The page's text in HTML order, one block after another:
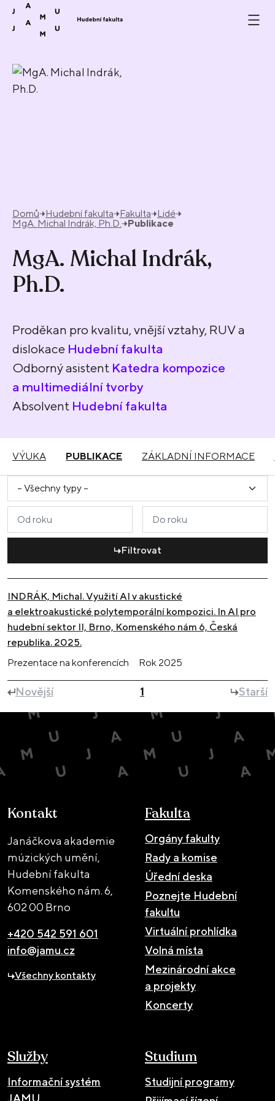
Přeskočit na obsah
Domů Hudební fakulta Fakulta
Lidé
MgA. Michal Indrák, Ph.D.
Publikace
MgA. Michal Indrák,
Ph.D.
Proděkan pro kvalitu, vnější vztahy, RUV a
dislokace Hudební fakulta
Odborný asistent Katedra kompozice
a multimediální tvorby
Absolvent Hudební fakulta
VÝUKA PUBLIKACE ZÁKLADNÍ INFORMACE
Filtrovat
INDRÁK, Michal. Využití AI v akustické
a elektroakustické polytemporální kompozici. In AI pro
hudební sektor II, Brno, Komenského nám 6, Česká
republika. 2025.
Prezentace na konferencích
Rok 2025
Novější 1 Starší
Kontakt
Janáčkova akademie
múzických umění,
Hudební fakulta
Komenského nám. 6,
602 00 Brno
+420 542 591 601
info@jamu.cz
Všechny kontakty
Fakulta
Orgány fakulty
Rady a komise
Úřední deska
Poznejte Hudební
fakultu
Virtuální prohlídka
Volná místa
Mezinárodní akce
a projekty
Koncerty
Služby
Informační systém
JAMU
Studium
Studijní programy